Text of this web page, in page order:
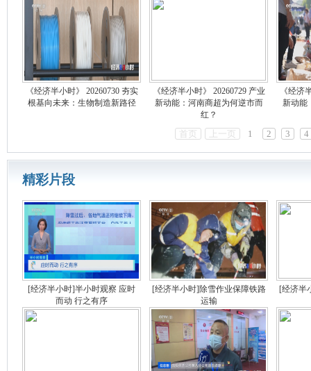
《经济半小时》 20260730 夯实
根基向未来：生物制造新路径
《经济半小时》 20260729 产业
新动能：河南商超为何逆市而
红？
《经济
新动能
首页 上一页 1 2 3 4
精彩片段
[经济半小时]半小时观察 应时
而动 行之有序
[经济半小时]除雪作业保障铁路
运输
[经济半